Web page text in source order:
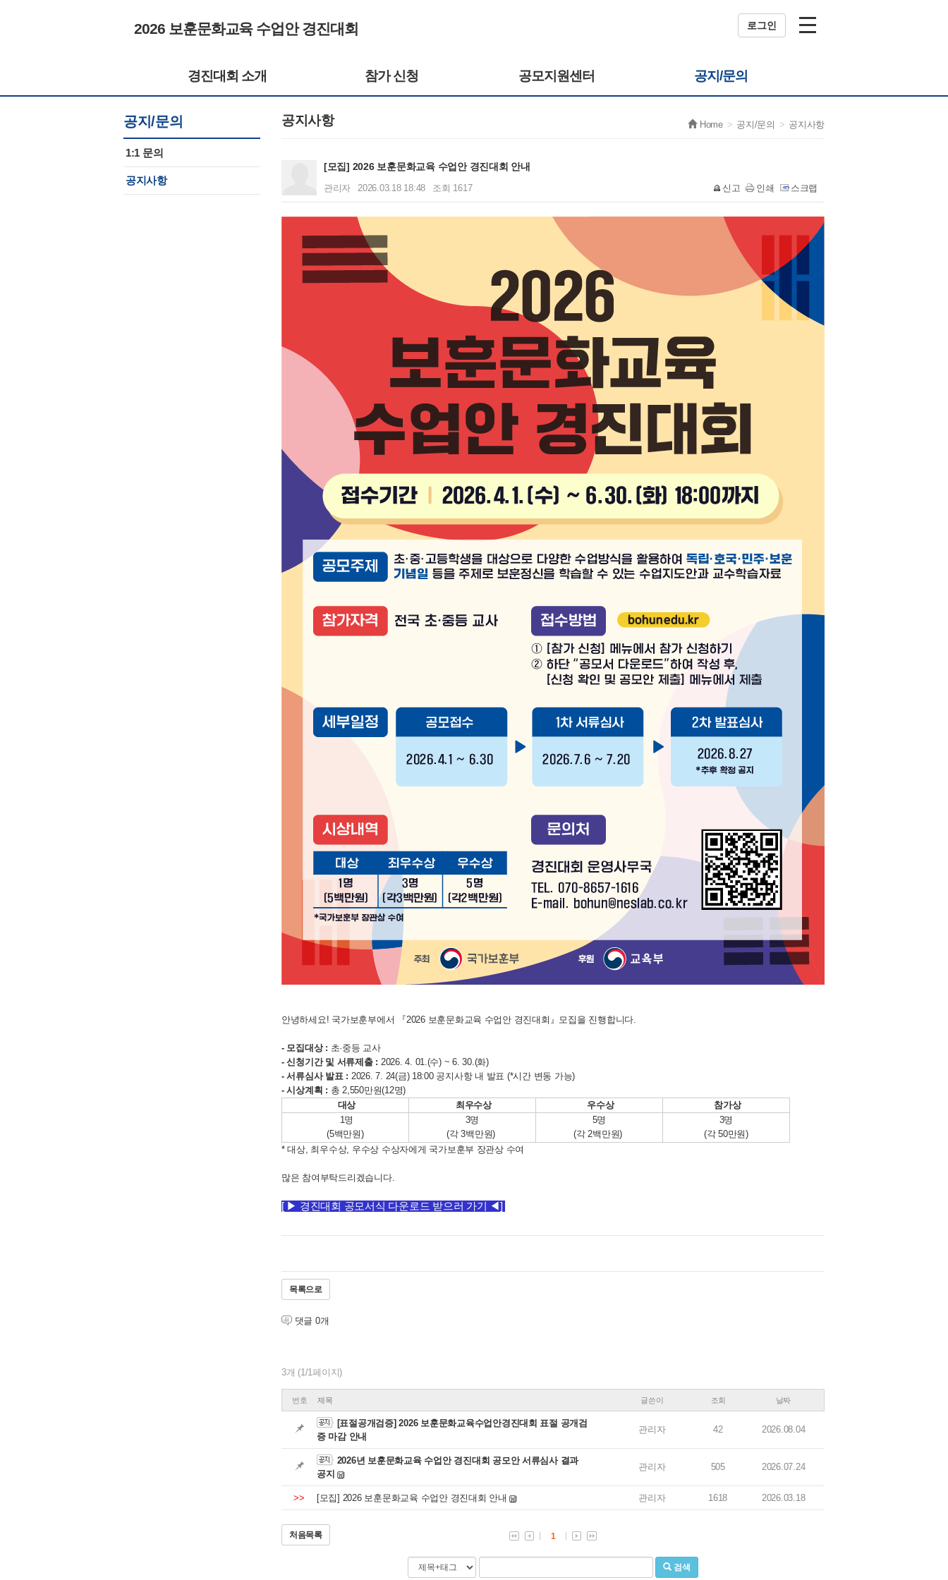
2026 보훈문화교육 수업안 경진대회 로그인
경진대회 소개 참가 신청 공모지원센터 공지/문의
공지/문의
1:1 문의
공지사항
공지사항 Home 공지/문의 공지사항
[모집] 2026 보훈문화교육 수업안 경진대회 안내
관리자 2026.03.18 18:48 조회 1617 신고 인쇄 스크랩
안녕하세요! 국가보훈부에서 『2026 보훈문화교육 수업안 경진대회』모집을 진행합니다.
- 모집대상 : 초·중등 교사
- 신청기간 및 서류제출 : 2026. 4. 01.(수) ~ 6. 30.(화)
- 서류심사 발표 : 2026. 7. 24(금) 18:00 공지사항 내 발표 (*시간 변동 가능)
- 시상계획 : 총 2,550만원(12명)
대상
최우수상 우수상
참가상
1명
(5백만원)
3명
(각 3백만원)
5명
(각 2백만원)
3명
(각 50만원)
* 대상, 최우수상, 우수상 수상자에게 국가보훈부 장관상 수여
많은 참여부탁드리겠습니다.
[ ▶ 경진대회 공모서식 다운로드 받으러 가기 ◀]
목록으로
댓글 0개
3개 (1/1페이지)
번호 제목 글쓴이 조회 날짜
[표절공개검증] 2026 보훈문화교육수업안경진대회 표절 공개검
증 마감 안내
관리자 42 2026.08.04
2026년 보훈문화교육 수업안 경진대회 공모안 서류심사 결과
공지
관리자 505 2026.07.24
>> [모집] 2026 보훈문화교육 수업안 경진대회 안내 관리자 1618 2026.03.18
처음목록 1
검색